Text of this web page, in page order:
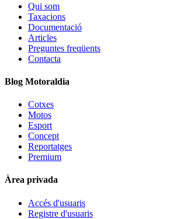
Qui som
Taxacions
Documentació
Articles
Preguntes freqüents
Contacta
Blog Motoraldia
Cotxes
Motos
Esport
Concept
Reportatges
Premium
Àrea privada
Accés d'usuaris
Registre d'usuaris